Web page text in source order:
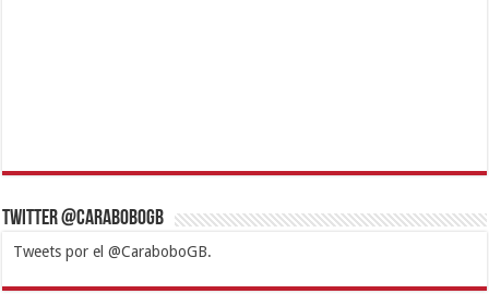
Twitter @CaraboboGB
Tweets por el @CaraboboGB.
1xbetBetturkeyBetistKralbetSupertotobetTipobetMatadorbetMariobet
https://mvbcasino.com/